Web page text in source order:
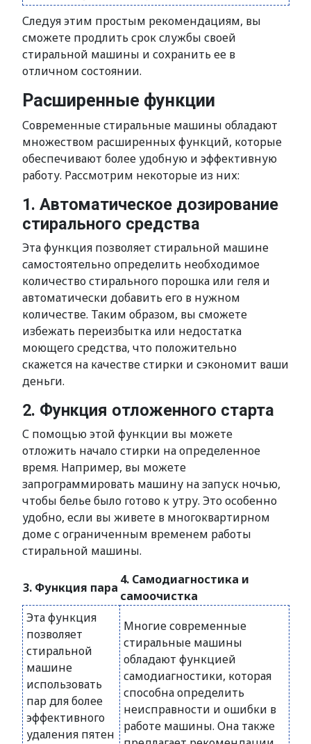
Следуя этим простым рекомендациям, вы
сможете продлить срок службы своей
стиральной машины и сохранить ее в
отличном состоянии.
Расширенные функции
Современные стиральные машины обладают
множеством расширенных функций, которые
обеспечивают более удобную и эффективную
работу. Рассмотрим некоторые из них:
1. Автоматическое дозирование
стирального средства
Эта функция позволяет стиральной машине
самостоятельно определить необходимое
количество стирального порошка или геля и
автоматически добавить его в нужном
количестве. Таким образом, вы сможете
избежать переизбытка или недостатка
моющего средства, что положительно
скажется на качестве стирки и сэкономит ваши
деньги.
2. Функция отложенного старта
С помощью этой функции вы можете
отложить начало стирки на определенное
время. Например, вы можете
запрограммировать машину на запуск ночью,
чтобы белье было готово к утру. Это особенно
удобно, если вы живете в многоквартирном
доме с ограниченным временем работы
стиральной машины.
3. Функция пара
4. Самодиагностика и
самоочистка
Эта функция
позволяет
стиральной
машине
использовать
пар для более
эффективного
удаления пятен
Многие современные
стиральные машины
обладают функцией
самодиагностики, которая
способна определить
неисправности и ошибки в
работе машины. Она также